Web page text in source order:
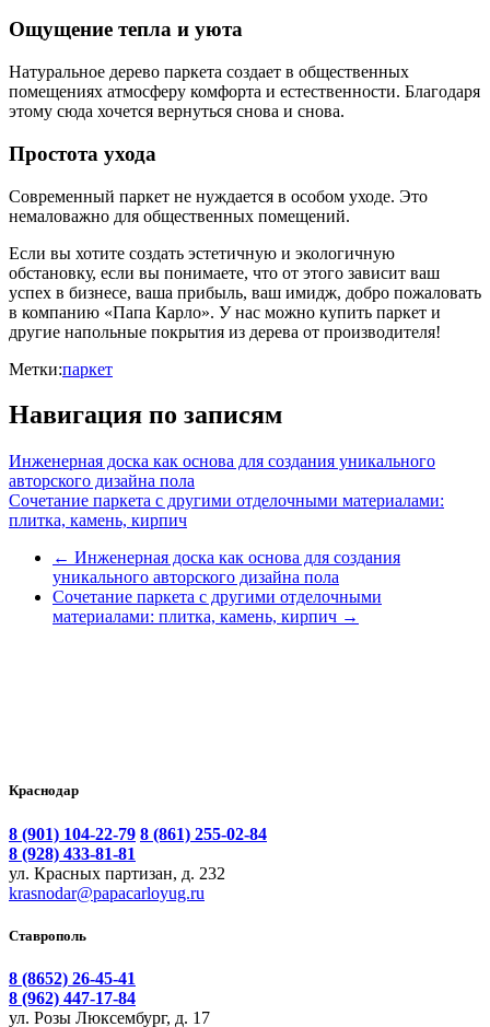
Ощущение тепла и уюта
Натуральное дерево паркета создает в общественных
помещениях атмосферу комфорта и естественности. Благодаря
этому сюда хочется вернуться снова и снова.
Простота ухода
Современный паркет не нуждается в особом уходе. Это
немаловажно для общественных помещений.
Если вы хотите создать эстетичную и экологичную
обстановку, если вы понимаете, что от этого зависит ваш
успех в бизнесе, ваша прибыль, ваш имидж, добро пожаловать
в компанию «Папа Карло». У нас можно купить паркет и
другие напольные покрытия из дерева от производителя!
Метки:паркет
Навигация по записям
Инженерная доска как основа для создания уникального
авторского дизайна пола
Сочетание паркета с другими отделочными материалами:
плитка, камень, кирпич
← Инженерная доска как основа для создания
уникального авторского дизайна пола
Сочетание паркета с другими отделочными
материалами: плитка, камень, кирпич →
Краснодар
8 (901) 104-22-79 8 (861) 255-02-84
8 (928) 433-81-81
ул. Красных партизан, д. 232
krasnodar@papacarloyug.ru
Ставрополь
8 (8652) 26-45-41
8 (962) 447-17-84
ул. Розы Люксембург, д. 17